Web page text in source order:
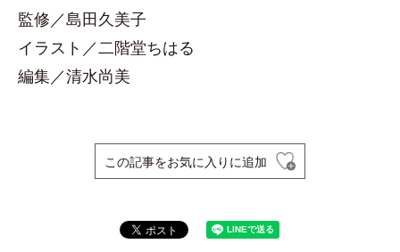
監修／島田久美子
イラスト／二階堂ちはる
編集／清水尚美
この記事をお気に入りに追加